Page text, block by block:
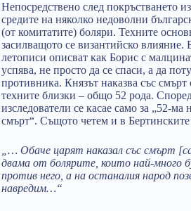
Непосредствено след покръстването
средите на няколко недоволни
(от комитатите) боляри. Техните
засилващото се византийско влияние.
летописи описват как Борис с
успява, не просто да се спаси, а да
противника. Князът наказва със смърт
техните близки – общо 52 рода.
изследователи се касае само за „52-ма
смърт“. Същото четем и в
„… Обаче царят наказал със смърт
двама от болярите, които най-много
против него, а на останалия народ
навредим…“